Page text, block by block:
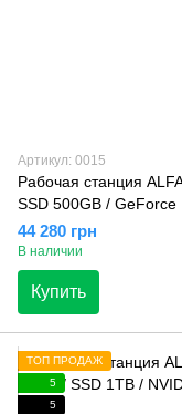
Артикул: 0015
Рабочая станция
SSD 500GB / GeForce
44 280 грн
В наличии
Купить
ТОП ПРОДАЖ
5
5